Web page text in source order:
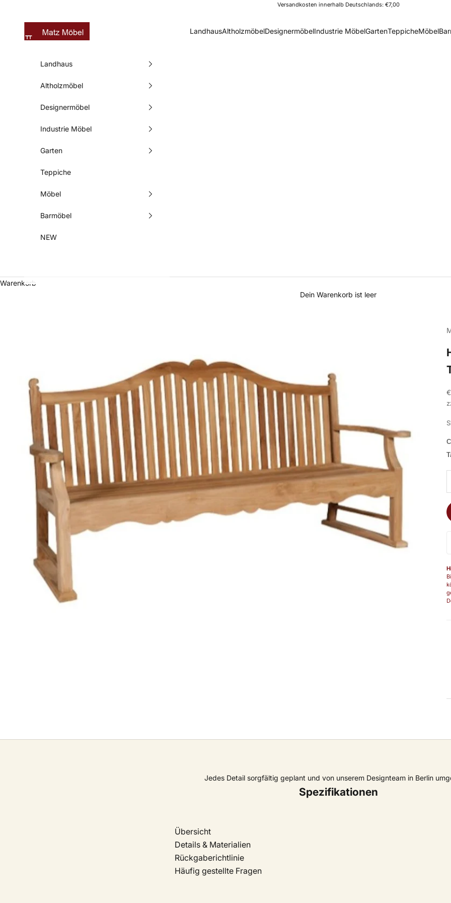
Versandkosten innerhalb Deutschlands: €7,00
Matz Möbel LandhausAltholzmöbelDesignermöbelIndustrie MöbelGartenTeppicheMöbel
Landhaus
Altholzmöbel
Designermöbel
Industrie Möbel
Garten
Teppiche
Möbel
Barmöbel
NEW
Warenkorb
Dein Warenkorb ist leer
Jedes Detail sorgfältig geplant und von unserem Designteam in Berlin
Spezifikationen
Übersicht
Details & Materialien
Rückgaberichtlinie
Häufig gestellte Fragen